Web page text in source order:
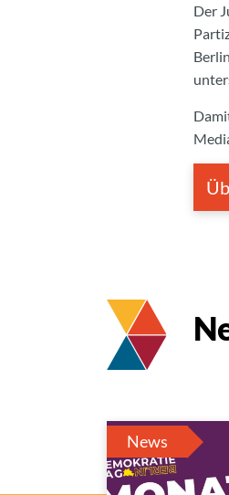
Der
News